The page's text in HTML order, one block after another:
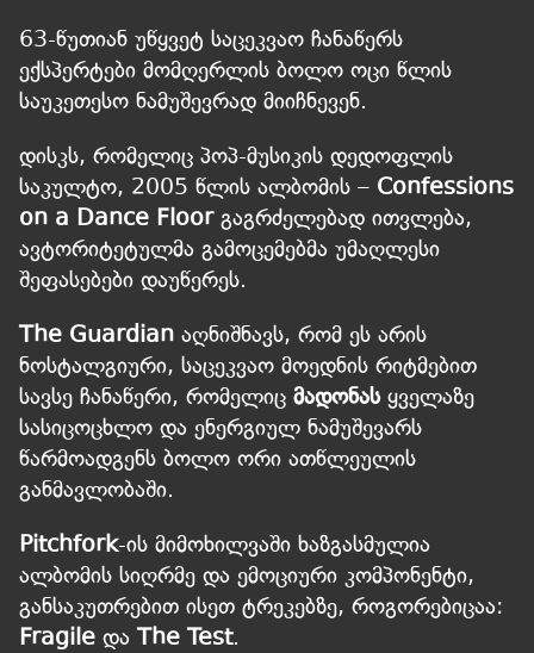
63-წუთიან უწყვეტ საცეკვაო ჩანაწერს
ექსპერტები მომღერლის ბოლო ოცი წლის
საუკეთესო ნამუშევრად მიიჩნევენ.
დისკს, რომელიც პოპ-მუსიკის დედოფლის
საკულტო, 2005 წლის ალბომის – Confessions
on a Dance Floorგაგრძელებად ითვლება,
ავტორიტეტულმა გამოცემებმა უმაღლესი
შეფასებები დაუწერეს.
The Guardian აღნიშნავს, რომ ეს არის
ნოსტალგიური, საცეკვაო მოედნის რიტმებით
სავსე ჩანაწერი, რომელიც მადონასყველაზე
სასიცოცხლო და ენერგიულ ნამუშევარს
წარმოადგენს ბოლო ორი ათწლეულის
განმავლობაში.
Pitchfork-ის მიმოხილვაში ხაზგასმულია
ალბომის სიღრმე და ემოციური კომპონენტი,
განსაკუთრებით ისეთ ტრეკებზე, როგორებიცაა:
Fragile და The Test.